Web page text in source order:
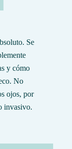
Se
y cómo
No
ojos, por
invasivo.